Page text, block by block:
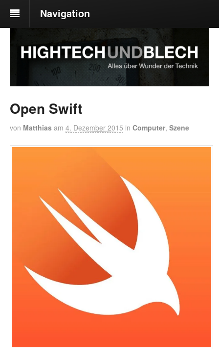
Navigation
Open Swift
von Matthias am 4. Dezember 2015 in Computer, Szene